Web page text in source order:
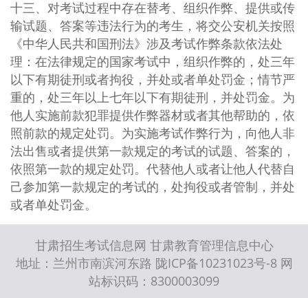
十三、对考试过程中存在替考、组织作弊、提供或传
输试题、答案等违法行为的考生，将交公安机关按照
《中华人民共和国刑法》涉及考试作弊条款依法处
理：在法律规定的国家考试中，组织作弊的，处三年
以下有期徒刑或者拘役，并处或者单处罚金；情节严
重的，处三年以上七年以下有期徒刑，并处罚金。为
他人实施前款犯罪提供作弊器材或者其他帮助的，依
照前款的规定处罚。为实施考试作弊行为，向他人非
法出售或者提供第一款规定的考试的试题、答案的，
依照第一款的规定处罚。代替他人或者让他人代替自
己参加第一款规定的考试的，处拘役或者管制，并处
或者单处罚金。
甘肃招生考试信息网 甘肃教育管理信息中心
地址：兰州市南滨河东路 陇ICP备10231023号-8 网
站标识码：8300003099